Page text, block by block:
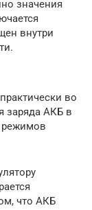
значения
внутри
во
заряда АКБ в
режимов
что АКБ